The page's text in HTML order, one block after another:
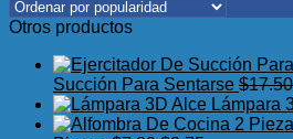
Otros productos
Succión Para Sentarse $17.50
Lámpara